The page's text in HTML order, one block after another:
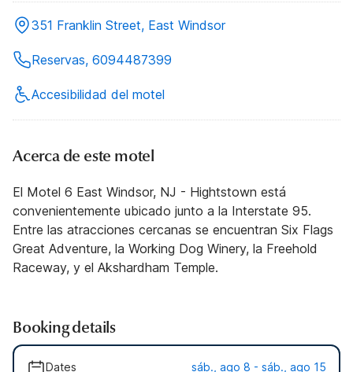
351 Franklin Street, East Windsor
Reservas, 6094487399
Accesibilidad del motel
Acerca de este motel
El Motel 6 East Windsor, NJ - Hightstown está
convenientemente ubicado junto a la Interstate 95.
Entre las atracciones cercanas se encuentran Six Flags
Great Adventure, la Working Dog Winery, la Freehold
Raceway, y el Akshardham Temple.
Booking details
Dates sáb., ago 8 - sáb., ago 15